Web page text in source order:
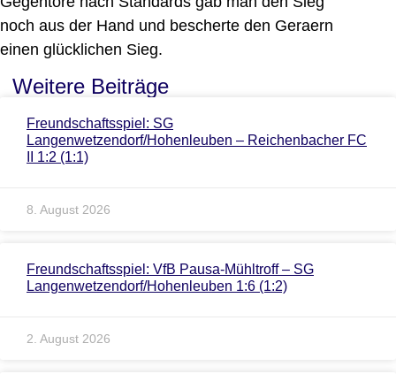
noch aus der Hand und bescherte den Geraern
einen glücklichen Sieg.
Weitere Beiträge
Freundschaftsspiel: SG
Langenwetzendorf/Hohenleuben – Reichenbacher FC
II 1:2 (1:1)
8. August 2026
Freundschaftsspiel: VfB Pausa-Mühltroff – SG
Langenwetzendorf/Hohenleuben 1:6 (1:2)
2. August 2026